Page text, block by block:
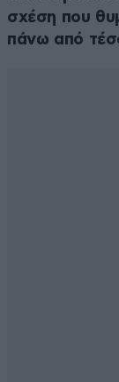
σχέση που
πάνω από